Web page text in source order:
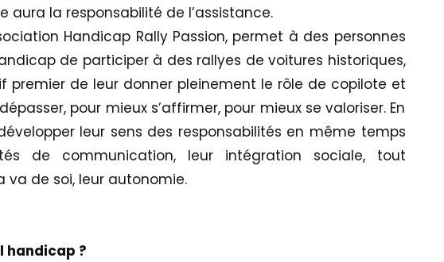
aura la responsabilité de l’assistance.
Handicap Rally Passion, permet à des personnes
de participer à des rallyes de voitures historiques,
premier de leur donner pleinement le rôle de copilote et
pour mieux s’affirmer, pour mieux se valoriser. En
leur sens des responsabilités en même temps
de communication, leur intégration sociale, tout
va de soi, leur autonomie.
handicap ?